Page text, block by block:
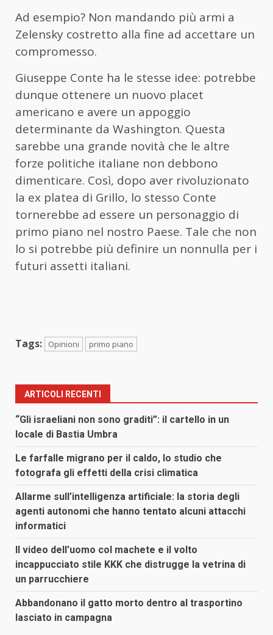
Ad esempio? Non mandando più armi a
Zelensky costretto alla fine ad accettare un
compromesso.
Giuseppe Conte ha le stesse idee: potrebbe
dunque ottenere un nuovo placet
americano e avere un appoggio
determinante da Washington. Questa
sarebbe una grande novità che le altre
forze politiche italiane non debbono
dimenticare. Così, dopo aver rivoluzionato
la ex platea di Grillo, lo stesso Conte
tornerebbe ad essere un personaggio di
primo piano nel nostro Paese. Tale che non
lo si potrebbe più definire un nonnulla per i
futuri assetti italiani.
Tags: Opinioni primo piano
ARTICOLI RECENTI
“Gli israeliani non sono graditi”: il cartello in un
locale di Bastia Umbra
Le farfalle migrano per il caldo, lo studio che
fotografa gli effetti della crisi climatica
Allarme sull’intelligenza artificiale: la storia degli
agenti autonomi che hanno tentato alcuni attacchi
informatici
Il video dell’uomo col machete e il volto
incappucciato stile KKK che distrugge la vetrina di
un parrucchiere
Abbandonano il gatto morto dentro al trasportino
lasciato in campagna